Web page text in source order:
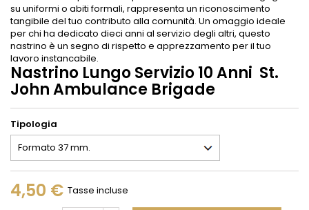
su uniformi o abiti formali, rappresenta un riconoscimento
tangibile del tuo contributo alla comunità. Un omaggio ideale
per chi ha dedicato dieci anni al servizio degli altri, questo
nastrino è un segno di rispetto e apprezzamento per il tuo
lavoro instancabile.
Nastrino Lungo Servizio 10 Anni St.
John Ambulance Brigade
Tipologia
4,50 € Tasse incluse